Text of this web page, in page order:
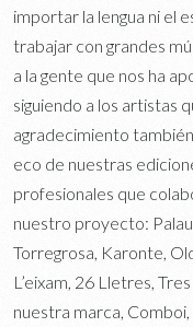
importar la lengua ni el
trabajar con grandes
a la gente que nos ha
siguiendo a los artistas
agradecimiento
eco de nuestras
profesionales que
nuestro proyecto:
Torregrosa, Karonte,
L’eixam, 26 Lletres,
nuestra marca,